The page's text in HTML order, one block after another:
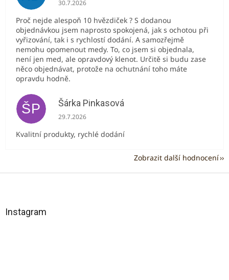
30.7.2026
Proč nejde alespoň 10 hvězdiček ? S dodanou
objednávkou jsem naprosto spokojená, jak s ochotou při
vyřizování, tak i s rychlostí dodání. A samozřejmě
nemohu opomenout medy. To, co jsem si objednala,
není jen med, ale opravdový klenot. Určitě si budu zase
něco objednávat, protože na ochutnání toho máte
opravdu hodně.
ŠP Šárka Pinkasová
Hodnocení obchodu je 5 z 5 hvězdiček.
29.7.2026
Kvalitní produkty, rychlé dodání
Zobrazit další hodnocení
Instagram